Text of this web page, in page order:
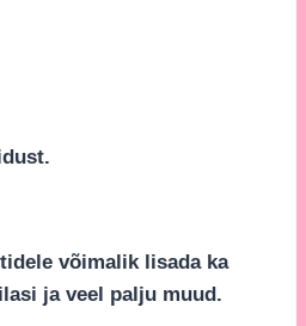
võimalik lisada ka
ja veel palju muud.